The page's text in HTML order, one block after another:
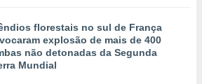
florestais no sul de França
explosão de mais de 400
não detonadas da Segunda
Mundial